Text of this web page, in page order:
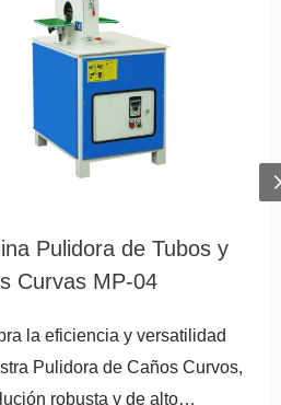
Pulidora de Tubos y
Curvas MP-04
la eficiencia y versatilidad
Pulidora de Caños Curvos,
robusta y de alto